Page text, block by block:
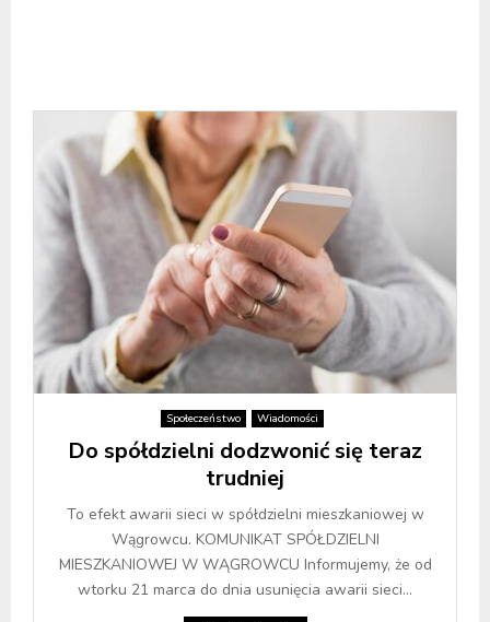
Społeczeństwo Wiadomości
Do spółdzielni dodzwonić się teraz
trudniej
To efekt awarii sieci w spółdzielni mieszkaniowej w
Wągrowcu. KOMUNIKAT SPÓŁDZIELNI
MIESZKANIOWEJ W WĄGROWCU Informujemy, że od
wtorku 21 marca do dnia usunięcia awarii sieci...